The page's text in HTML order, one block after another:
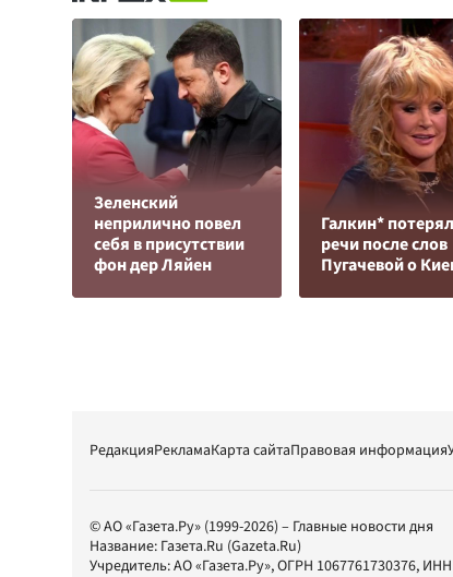
Зеленский
неприлично повел
cебя в присутствии
фон дер Ляйен
Галкин*
речи после слов
Пугачевой о
РедакцияРекламаКарта сайтаПравовая информация
© АО «Газета.Ру» (1999-2026) – Главные новости дня
Название: Газета.Ru (Gazeta.Ru)
Учредитель:АО «Газета.Ру», ОГРН 1067761730376,